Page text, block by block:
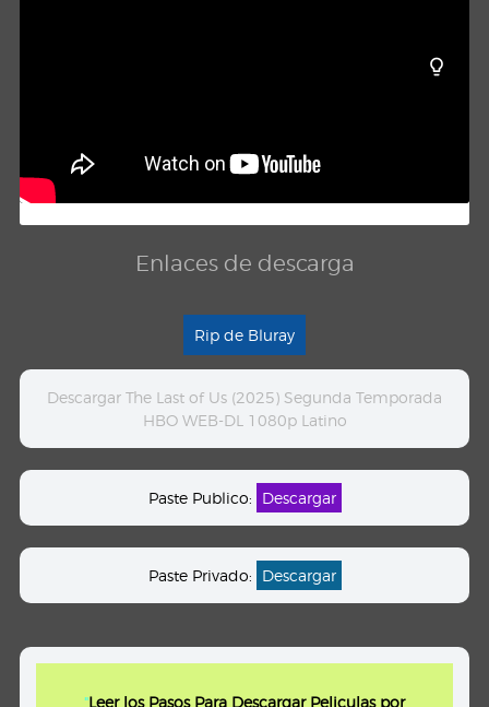
Enlaces de descarga
Rip de Bluray
Descargar The Last of Us (2025) Segunda Temporada
HBO WEB-DL 1080p Latino
Paste Publico: Descargar
Paste Privado: Descargar
"Leer los Pasos Para Descargar Peliculas por